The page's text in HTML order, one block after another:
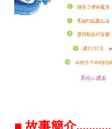
■ 故事簡介